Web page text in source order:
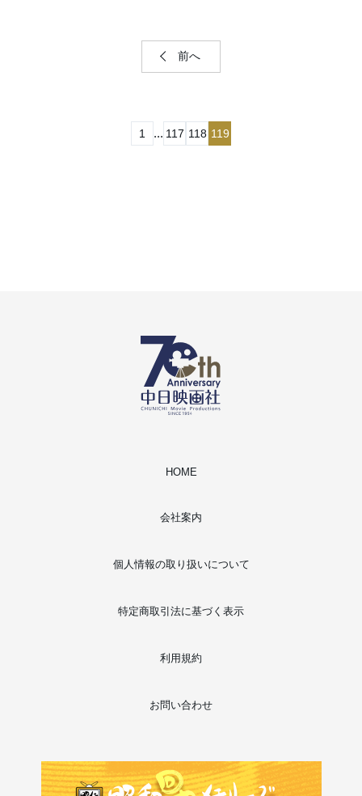
前へ
1 ... 117 118 119
HOME
会社案内
個人情報の取り扱いについて
特定商取引法に基づく表示
利用規約
お問い合わせ